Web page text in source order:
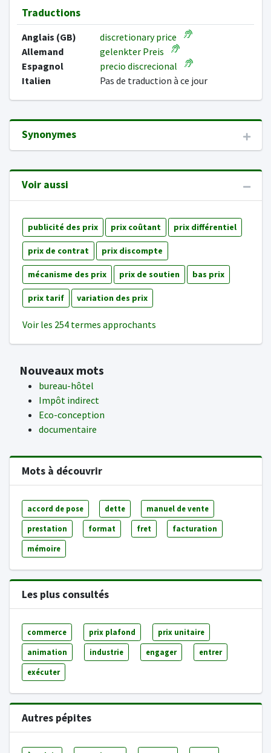
Traductions
Anglais (GB)
discretionary price
Allemand
gelenkter Preis
Espagnol
precio discrecional
Italien
Pas de traduction à ce jour
Synonymes
Voir aussi
publicité des prix prix coûtant prix différentiel
prix de contrat prix discompte
mécanisme des prix prix de soutien bas prix
prix tarif variation des prix
Voir les 254 termes approchants
Nouveaux mots
bureau-hôtel
Impôt indirect
Eco-conception
documentaire
Mots à découvrir
accord de pose dette manuel de vente
prestation format fret facturation
mémoire
Les plus consultés
commerce prix plafond prix unitaire
animation industrie engager entrer
exécuter
Autres pépites